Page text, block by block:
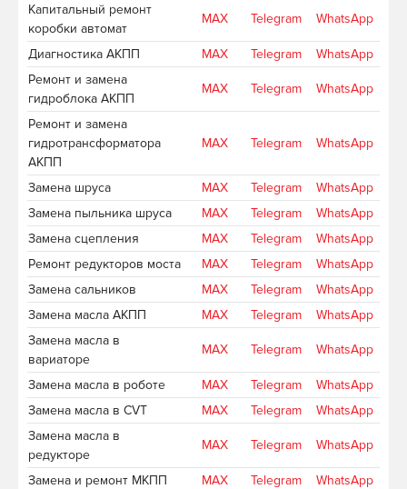
Капитальный ремонт
коробки автомат
MAX Telegram WhatsApp
Диагностика АКПП MAX Telegram
WhatsApp
Ремонт и замена
гидроблока АКПП
MAX Telegram WhatsApp
Ремонт и замена
гидротрансформатора
АКПП
MAX Telegram WhatsApp
Замена шруса MAX Telegram
WhatsApp
Замена пыльника шруса
MAX Telegram
WhatsApp
Замена сцепления
MAX Telegram
WhatsApp
Ремонт редукторов моста
MAX Telegram
WhatsApp
Замена сальников
MAX Telegram
WhatsApp
Замена масла АКПП
MAX Telegram
WhatsApp
Замена масла в
вариаторе
MAX Telegram WhatsApp
Замена масла в роботе MAX Telegram
WhatsApp
Замена масла в CVT
MAX Telegram
WhatsApp
Замена масла в
редукторе
MAX Telegram WhatsApp
Замена и ремонт МКПП MAX Telegram
WhatsApp